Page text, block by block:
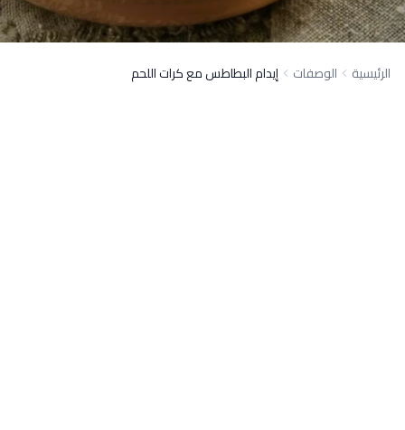
الرئيسية الوصفات إيدام البطاطس مع كرات اللحم